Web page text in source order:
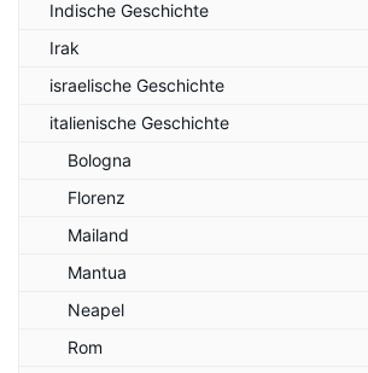
Indische Geschichte
Irak
israelische Geschichte
italienische Geschichte
Bologna
Florenz
Mailand
Mantua
Neapel
Rom